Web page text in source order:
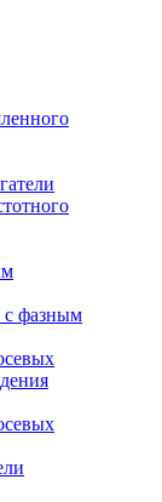
с фазным